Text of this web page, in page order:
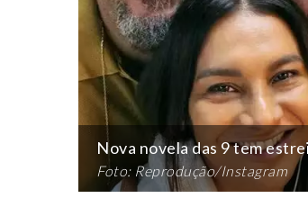
Nova novela das 9 tem
Foto: Reprodução/Instagram